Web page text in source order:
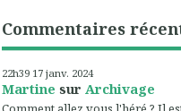
Commentaires
22h39 17 janv. 2024
Martine sur Archivage